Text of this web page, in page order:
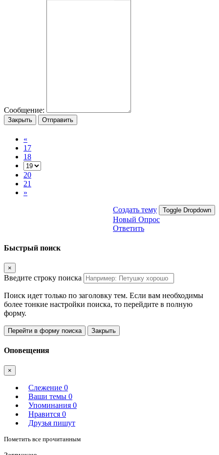
Сообщение:
Закрыть Отправить
«
17
18
20
21
»
Создать тему Toggle Dropdown
Новый Опрос
Ответить
Быстрый поиск
×
Введите строку поиска
Поиск идет только по заголовку тем. Если вам необходимы
более тонкие настройки поиска, то перейдите в полную
форму.
Перейти в форму поиска Закрыть
Оповещения
×
Слежение 0
Ваши темы 0
Упоминания 0
Нравится 0
Друзья пишут
Пометить все прочитанным